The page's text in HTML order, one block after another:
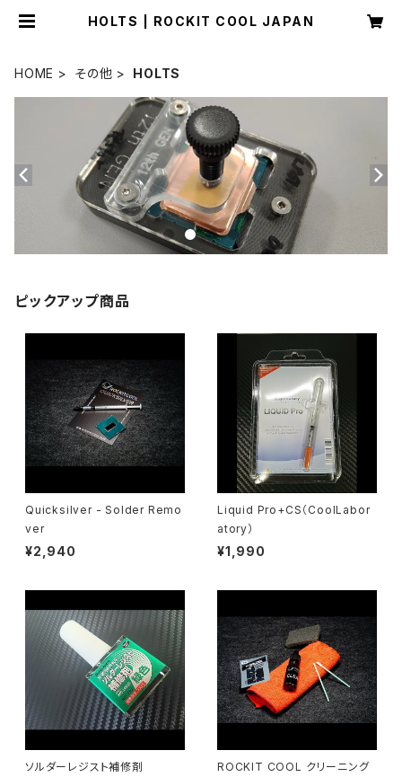
HOLTS | ROCKIT COOL JAPAN
HOME その他 HOLTS
ピックアップ商品
Quicksilver - Solder Remo
ver
¥2,940
Liquid Pro+CS（CoolLabor
atory）
¥1,990
ソルダーレジスト補修剤
ROCKIT COOL クリーニング